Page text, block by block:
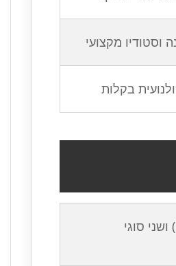
מנגנון פתיחה מהירה בלעדי המקצר משמעותית את זמן ההקמה בשטח, כולל גריד (Eggcrate) ושני סוגי